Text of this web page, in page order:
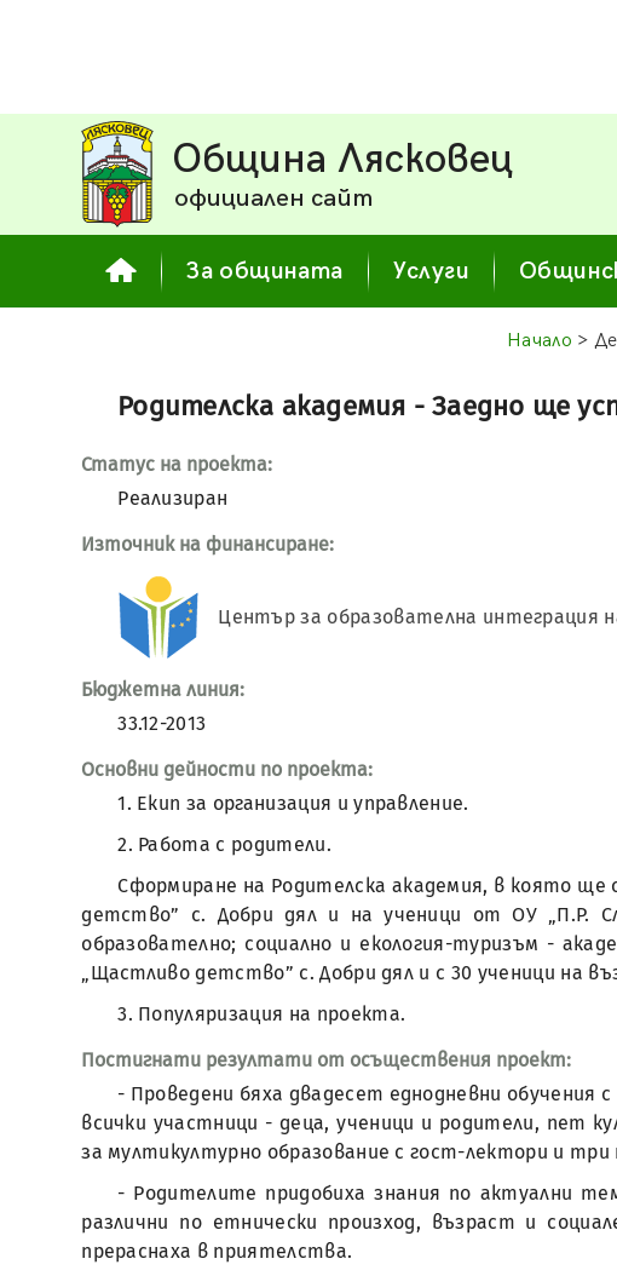
Община Лясковец
официален сайт
За общината Услуги
Начало >
Родителска академия - Заедно ще
Статус на проекта:
Реализиран
Източник на финансиране:
Център за образователна интеграция
Бюджетна линия:
33.12-2013
Основни дейности по проекта:
1. Екип за организация и управление.
2. Работа с родители.
Сформиране на Родителска академия, в която ще
детство” с. Добри дял и на ученици от ОУ „П.Р.
образователно; социално и екология-туризъм -
„Щастливо детство” с. Добри дял и с 30 ученици на
3. Популяризация на проекта.
Постигнати резултати от осъществения проект:
- Проведени бяха двадесет еднодневни
всички участници - деца, ученици и родители, пет
за мултикултурно образование с гост-лектори и
- Родителите придобиха знания по актуални
различни по етнически произход, възраст и
прераснаха в приятелства.